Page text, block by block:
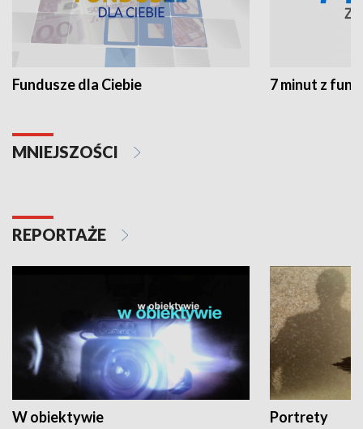
Fundusze dla Ciebie 7 minut z
MNIEJSZOŚCI
REPORTAŻE
W obiektywie Portrety